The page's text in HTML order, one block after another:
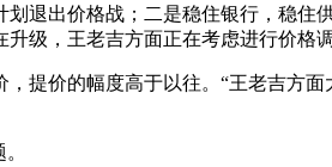
退出价格战；二是稳住银行，稳住
级，王老吉方面正在考虑进行价格
提价的幅度高于以往。“王老吉方
。